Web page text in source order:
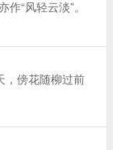
“风轻云淡”。
，傍花随柳过前